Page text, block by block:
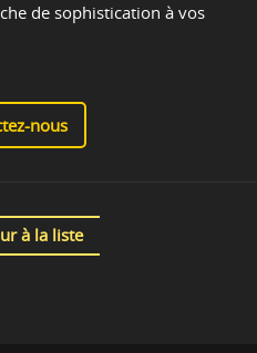
de sophistication à vos
nous
à la liste